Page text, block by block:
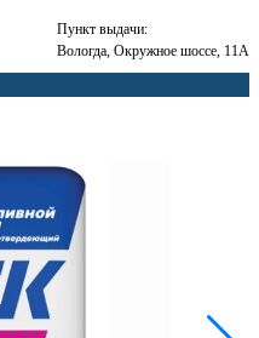
Пункт выдачи:
Вологда, Окружное шоссе, 11А